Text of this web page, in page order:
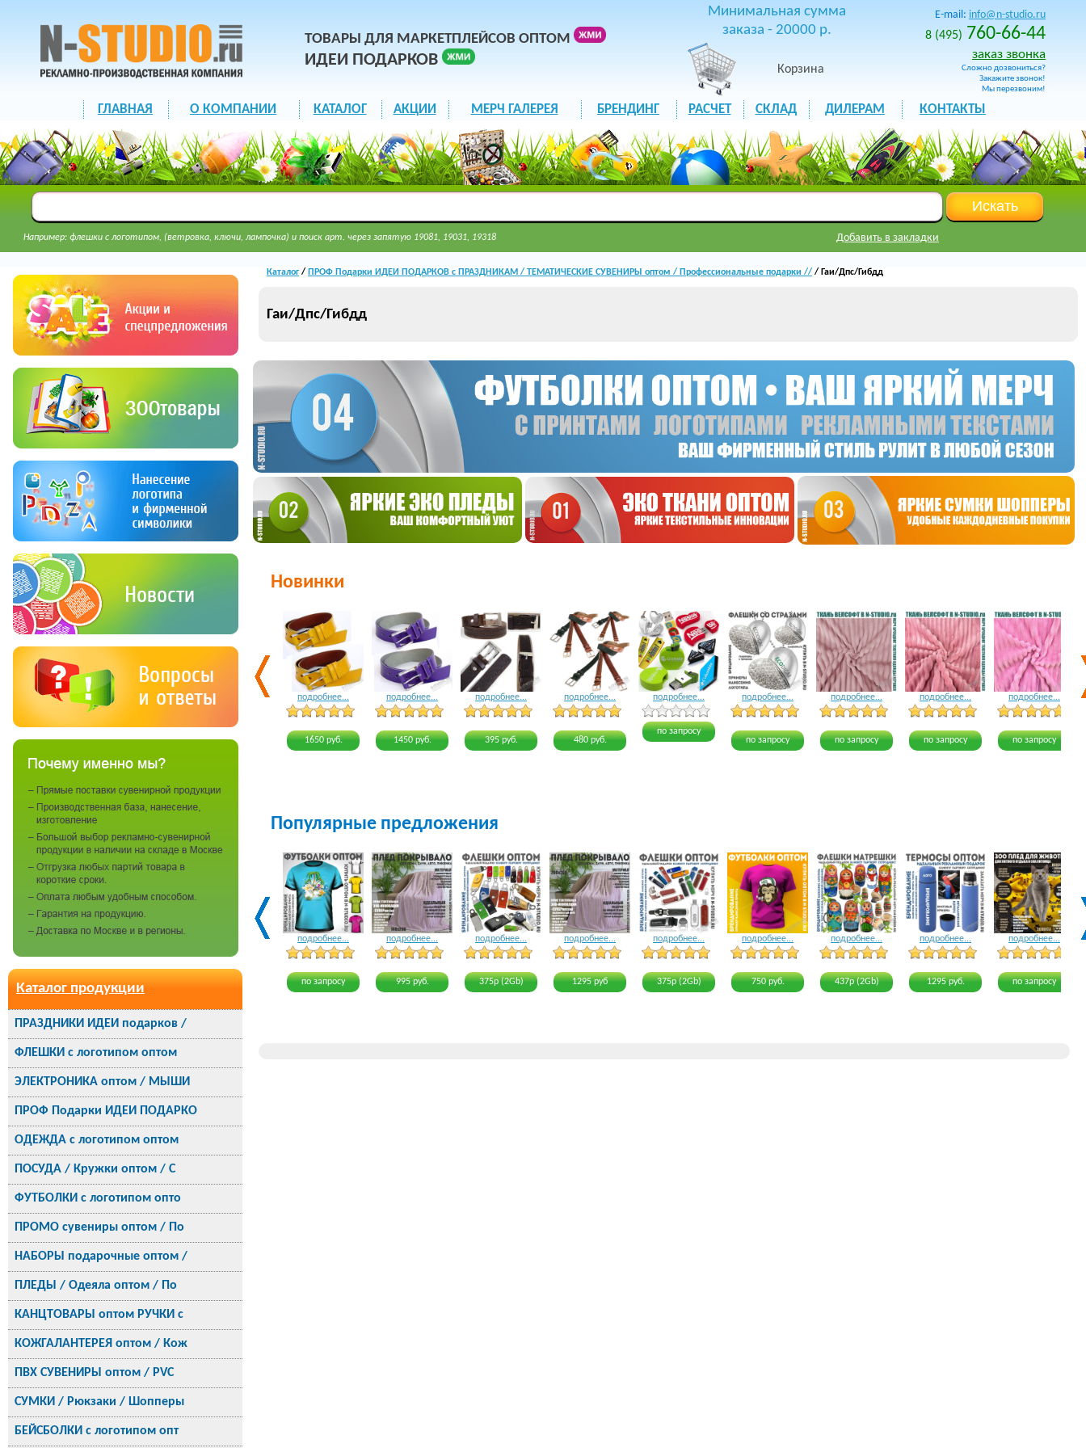
ТОВАРЫ ДЛЯ МАРКЕТПЛЕЙСОВ ОПТОМ
ИДЕИ ПОДАРКОВ
Минимальная сумма
заказа - 20000 р.
Корзина
E-mail: info@n-studio.ru
8 (495) 760-66-44
заказ звонка
Сложно дозвониться?
Закажите звонок!
Мы перезвоним!
ГЛАВНАЯ О КОМПАНИИ КАТАЛОГ АКЦИИ МЕРЧ ГАЛЕРЕЯ БРЕНДИНГ РАСЧЕТ СКЛАД ДИЛЕРАМ КОНТАКТЫ
Например: флешки с логотипом, (ветровка, ключи, лампочка) и поиск арт. через запятую 19081, 19031, 19318 Добавить в закладки
Каталог продукции
ПРАЗДНИКИ ИДЕИ подарков /
ФЛЕШКИ с логотипом оптом
ЭЛЕКТРОНИКА оптом / МЫШИ
ПРОФ Подарки ИДЕИ ПОДАРКО
ОДЕЖДА с логотипом оптом
ПОСУДА / Кружки оптом / С
ФУТБОЛКИ с логотипом опто
ПРОМО сувениры оптом / По
НАБОРЫ подарочные оптом /
ПЛЕДЫ / Одеяла оптом / По
КАНЦТОВАРЫ оптом РУЧКИ с
КОЖГАЛАНТЕРЕЯ оптом / Кож
ПВХ СУВЕНИРЫ оптом / PVC
СУМКИ / Рюкзаки / Шопперы
БЕЙСБОЛКИ с логотипом опт
Каталог/ ПРОФ Подарки ИДЕИ ПОДАРКОВ с ПРАЗДНИКАМ / ТЕМАТИЧЕСКИЕ СУВЕНИРЫ оптом / Профессиональные подарки // / Гаи/Дпс/Гибдд
Гаи/Дпс/Гибдд
Новинки
подробнее...
4 голоса
1650 руб.
подробнее...
3 голоса
1450 руб.
подробнее...
3 голоса
395 руб.
подробнее...
4 голоса
480 руб.
подробнее...
по запросу
подробнее...
5 голосов
по запросу
подробнее...
12 голосов
по запросу
подробнее...
8 голосов
по запросу
подробнее...
по запросу
Популярные предложения
подробнее...
15 голосов
по запросу
подробнее...
20 голосов
995 руб.
подробнее...
16 голосов
375р (2Gb)
подробнее...
21 голос
1295 руб
подробнее...
23 голоса
375р (2Gb)
подробнее...
22 голоса
750 руб.
подробнее...
16 голосов
437р (2Gb)
подробнее...
20 голосов
1295 руб.
подробнее...
по запросу